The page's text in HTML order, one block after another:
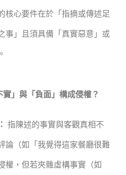
核心要件在於「指摘或傳述足
事」且須具備「真實惡意」或
」與「負面」構成侵權？
指陳述的事實與客觀真相不
論（如「我覺得這家餐廳很難
權，但若夾雜虛構事實（如